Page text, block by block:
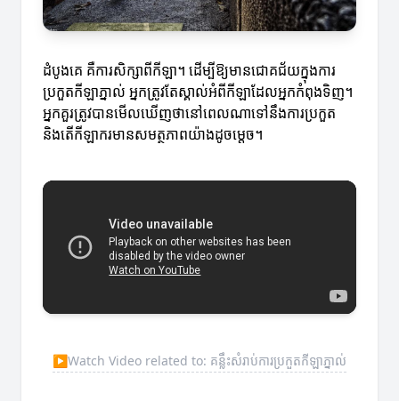
ដំបូងគេ គឺការសិក្សាពីកីឡា។ ដើម្បីឱ្យមានជោគជ័យក្នុងការ
ប្រកួតកីឡាភ្នាល់ អ្នកត្រូវតែស្គាល់អំពីកីឡាដែលអ្នកកំពុងទិញ។
អ្នកគួរត្រូវបានមើលឃើញថានៅពេលណាទៅនឹងការប្រកួត
និងតើកីឡាករមានសមត្ថភាពយ៉ាងដូចម្តេច។
▶Watch Video related to: គន្លឹះសំរាប់ការប្រកួតកីឡាភ្នាល់